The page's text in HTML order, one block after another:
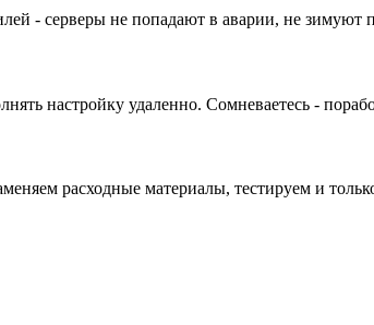
- серверы не попадают в аварии, не зимуют
настройку удаленно. Сомневаетесь -
расходные материалы, тестируем и